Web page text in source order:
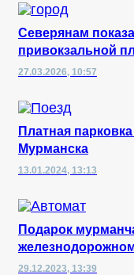
Северянам
привокзальной
27.03.2026, 10:57
Платная
Мурманска
13.01.2024, 13:13
Подарок
29.12.2023, 13:39